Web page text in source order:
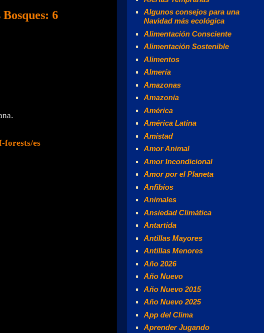
6
forests/es
Algunos consejos para una
Navidad más ecológica
Alimentación Consciente
Alimentación Sostenible
Alimentos
Almería
Amazonas
Amazonía
América
América Latina
Amistad
Amor Animal
Amor Incondicional
Amor por el Planeta
Anfibios
Animales
Ansiedad Climática
Antartida
Antillas Mayores
Antillas Menores
Año 2026
Año Nuevo
Año Nuevo 2015
Año Nuevo 2025
App del Clima
Aprender Jugando